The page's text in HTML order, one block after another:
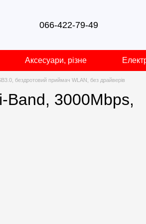
066-422-79-49
Аксесуари, різне
бездротовий приймач WLAN, без драйверів
Band, 3000Mbps,